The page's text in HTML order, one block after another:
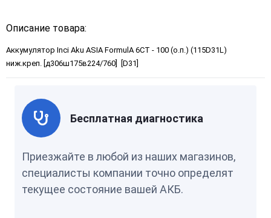
Описание товара:
Аккумулятор Inci Aku ASIA FormulА 6СТ - 100 (о.п.) (115D31L)
ниж.креп. [д306ш175в224/760] [D31]
Бесплатная диагностика
Приезжайте в любой из наших магазинов,
специалисты компании точно определят
текущее состояние вашей АКБ.